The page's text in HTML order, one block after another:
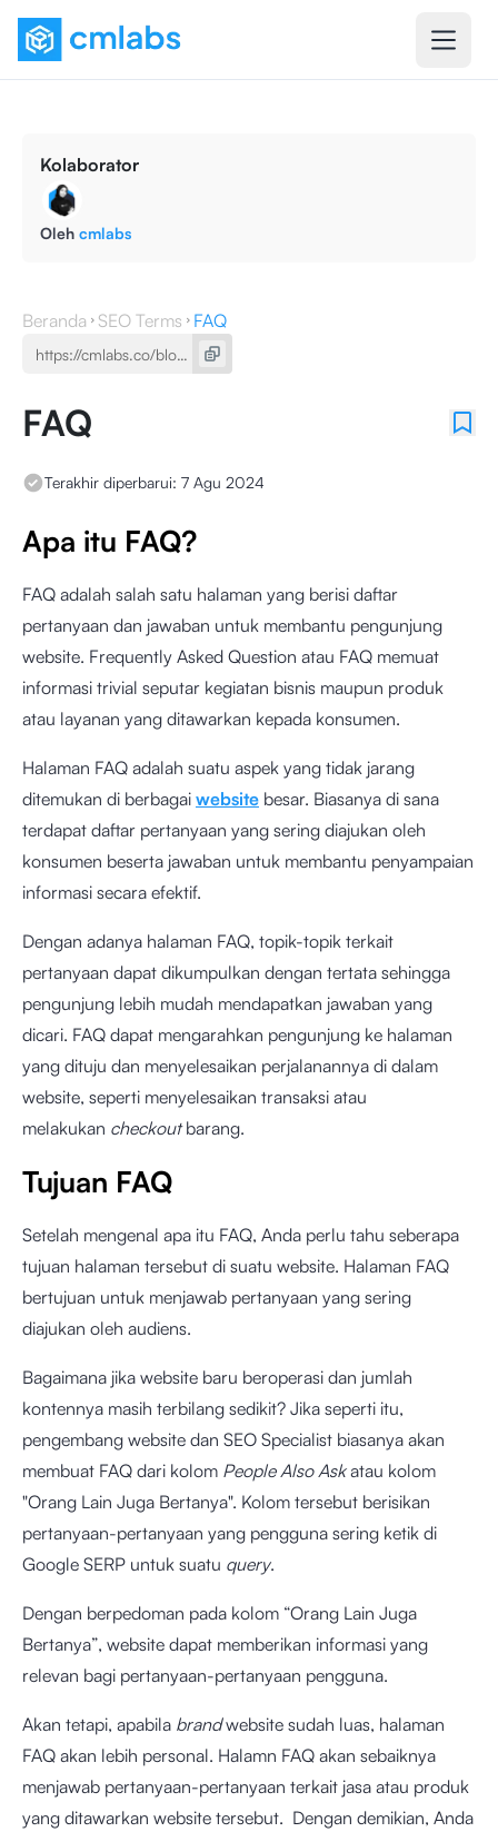
Kolaborator
Oleh cmlabs
Beranda SEO Terms FAQ
FAQ
Terakhir diperbarui: 7 Agu 2024
Apa itu FAQ?
FAQ adalah salah satu halaman yang berisi daftar
pertanyaan dan jawaban untuk membantu pengunjung
website. Frequently Asked Question atau FAQ memuat
informasi trivial seputar kegiatan bisnis maupun produk
atau layanan yang ditawarkan kepada konsumen.
Halaman FAQ adalah suatu aspek yang tidak jarang
ditemukan di berbagai website besar. Biasanya di sana
terdapat daftar pertanyaan yang sering diajukan oleh
konsumen beserta jawaban untuk membantu penyampaian
informasi secara efektif.
Dengan adanya halaman FAQ, topik-topik terkait
pertanyaan dapat dikumpulkan dengan tertata sehingga
pengunjung lebih mudah mendapatkan jawaban yang
dicari. FAQ dapat mengarahkan pengunjung ke halaman
yang dituju dan menyelesaikan perjalanannya di dalam
website, seperti menyelesaikan transaksi atau
melakukan checkoutbarang.
Tujuan FAQ
Setelah mengenal apa itu FAQ, Anda perlu tahu seberapa
tujuan halaman tersebut di suatu website. Halaman FAQ
bertujuan untuk menjawab pertanyaan yang sering
diajukan oleh audiens.
Bagaimana jika website baru beroperasi dan jumlah
kontennya masih terbilang sedikit? Jika seperti itu,
pengembang website dan SEO Specialist biasanya akan
membuat FAQ dari kolom People Also Askatau kolom
"Orang Lain Juga Bertanya". Kolom tersebut berisikan
pertanyaan-pertanyaan yang pengguna sering ketik di
Google SERP untuk suatu query.
Dengan berpedoman pada kolom “Orang Lain Juga
Bertanya”, website dapat memberikan informasi yang
relevan bagi pertanyaan-pertanyaan pengguna.
Akan tetapi, apabila brandwebsite sudah luas, halaman
FAQ akan lebih personal. Halamn FAQ akan sebaiknya
menjawab pertanyaan-pertanyaan terkait jasa atau produk
yang ditawarkan website tersebut. Dengan demikian, Anda